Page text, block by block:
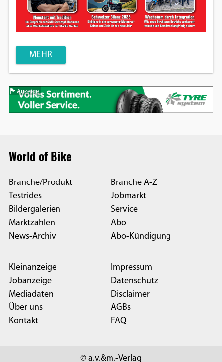
MEHR
Anzeige
World of Bike
Branche/Produkt
Testrides
Bildergalerien
Marktzahlen
News-Archiv
Branche A-Z
Jobmarkt
Service
Abo
Abo-Kündigung
Kleinanzeige
Jobanzeige
Mediadaten
Über uns
Kontakt
Impressum
Datenschutz
Disclaimer
AGBs
FAQ
© a.v.&m.-Verlag